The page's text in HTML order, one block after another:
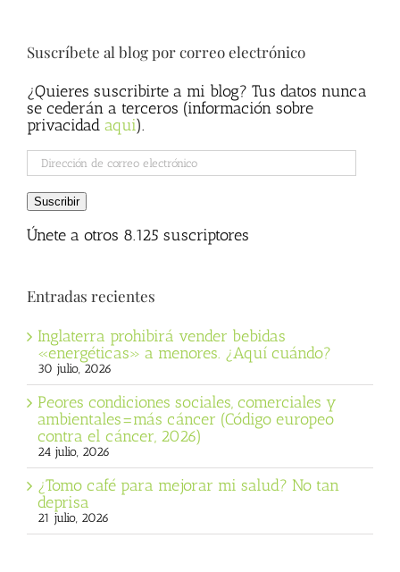
Suscríbete al blog por correo electrónico
¿Quieres suscribirte a mi blog? Tus datos nunca
se cederán a terceros (información sobre
privacidad aqui).
Dirección
de
correo
electrónico
Suscribir
Únete a otros 8.125 suscriptores
Entradas recientes
Inglaterra prohibirá vender bebidas
«energéticas» a menores. ¿Aquí cuándo?
30 julio, 2026
Peores condiciones sociales, comerciales y
ambientales=más cáncer (Código europeo
contra el cáncer, 2026)
24 julio, 2026
¿Tomo café para mejorar mi salud? No tan
deprisa
21 julio, 2026